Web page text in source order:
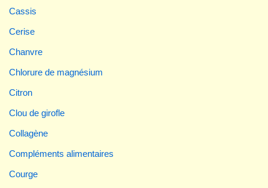
Cassis
Cerise
Chanvre
Chlorure de magnésium
Citron
Clou de girofle
Collagène
Compléments alimentaires
Courge